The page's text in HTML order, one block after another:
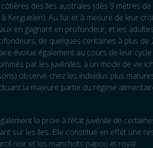
des îles australes (dès 9 mètres
Kerguelen). Au fur et à mesure de leur
en gagnant en profondeur, et les
de quelques centaines à plus de
évolue également au cours de leur
par les juvéniles, à un mode de vie
observé chez les individus plus
la majeure partie du régime
la proie à l’état juvénile de
sur les îles. Elle constitue en effet une
noir et les manchots papou et royal.